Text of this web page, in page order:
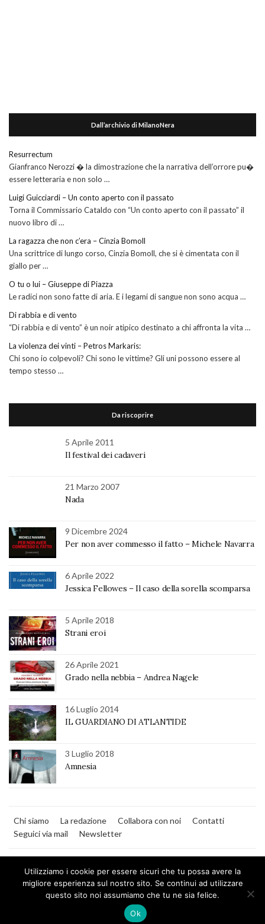
Dall’archivio di MilanoNera
Resurrectum
Gianfranco Nerozzi � la dimostrazione che la narrativa dell’orrore pu�
essere letteraria e non solo …
Luigi Guicciardi – Un conto aperto con il passato
Torna il Commissario Cataldo con “Un conto aperto con il passato” il
nuovo libro di …
La ragazza che non c’era – Cinzia Bomoll
Una scrittrice di lungo corso, Cinzia Bomoll, che si è cimentata con il
giallo per …
O tu o lui – Giuseppe di Piazza
Le radici non sono fatte di aria. E i legami di sangue non sono acqua …
Di rabbia e di vento
“Di rabbia e di vento” è un noir atipico destinato a chi affronta la vita …
La violenza dei vinti – Petros Markaris:
Chi sono io colpevoli? Chi sono le vittime? Gli uni possono essere al
tempo stesso …
Da riscoprire
5 Aprile 2011
Il festival dei cadaveri
21 Marzo 2007
Nada
9 Dicembre 2024
Per non aver commesso il fatto – Michele Navarra
6 Aprile 2022
Jessica Fellowes – Il caso della sorella scomparsa
5 Aprile 2018
Strani eroi
26 Aprile 2021
Grado nella nebbia – Andrea Nagele
16 Luglio 2014
IL GUARDIANO DI ATLANTIDE
3 Luglio 2018
Amnesia
Chi siamo La redazione Collabora con noi
Contatti
Seguici via mail
Newsletter
MilanoNera
Utilizziamo i cookie per essere sicuri che tu possa avere la
migliore esperienza sul nostro sito. Se continui ad utilizzare
questo sito noi assumiamo che tu ne sia felice.
Ok